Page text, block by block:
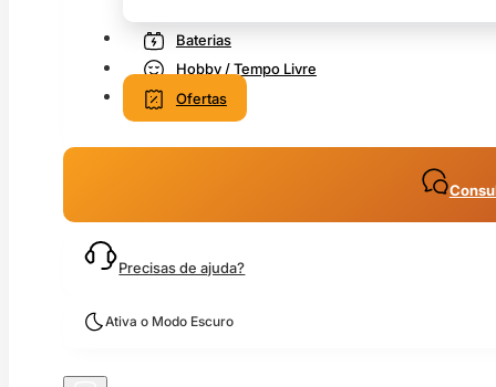
Baterias
Hobby / Tempo Livre
Ofertas
Precisas de ajuda?
Ativa o Modo Escuro